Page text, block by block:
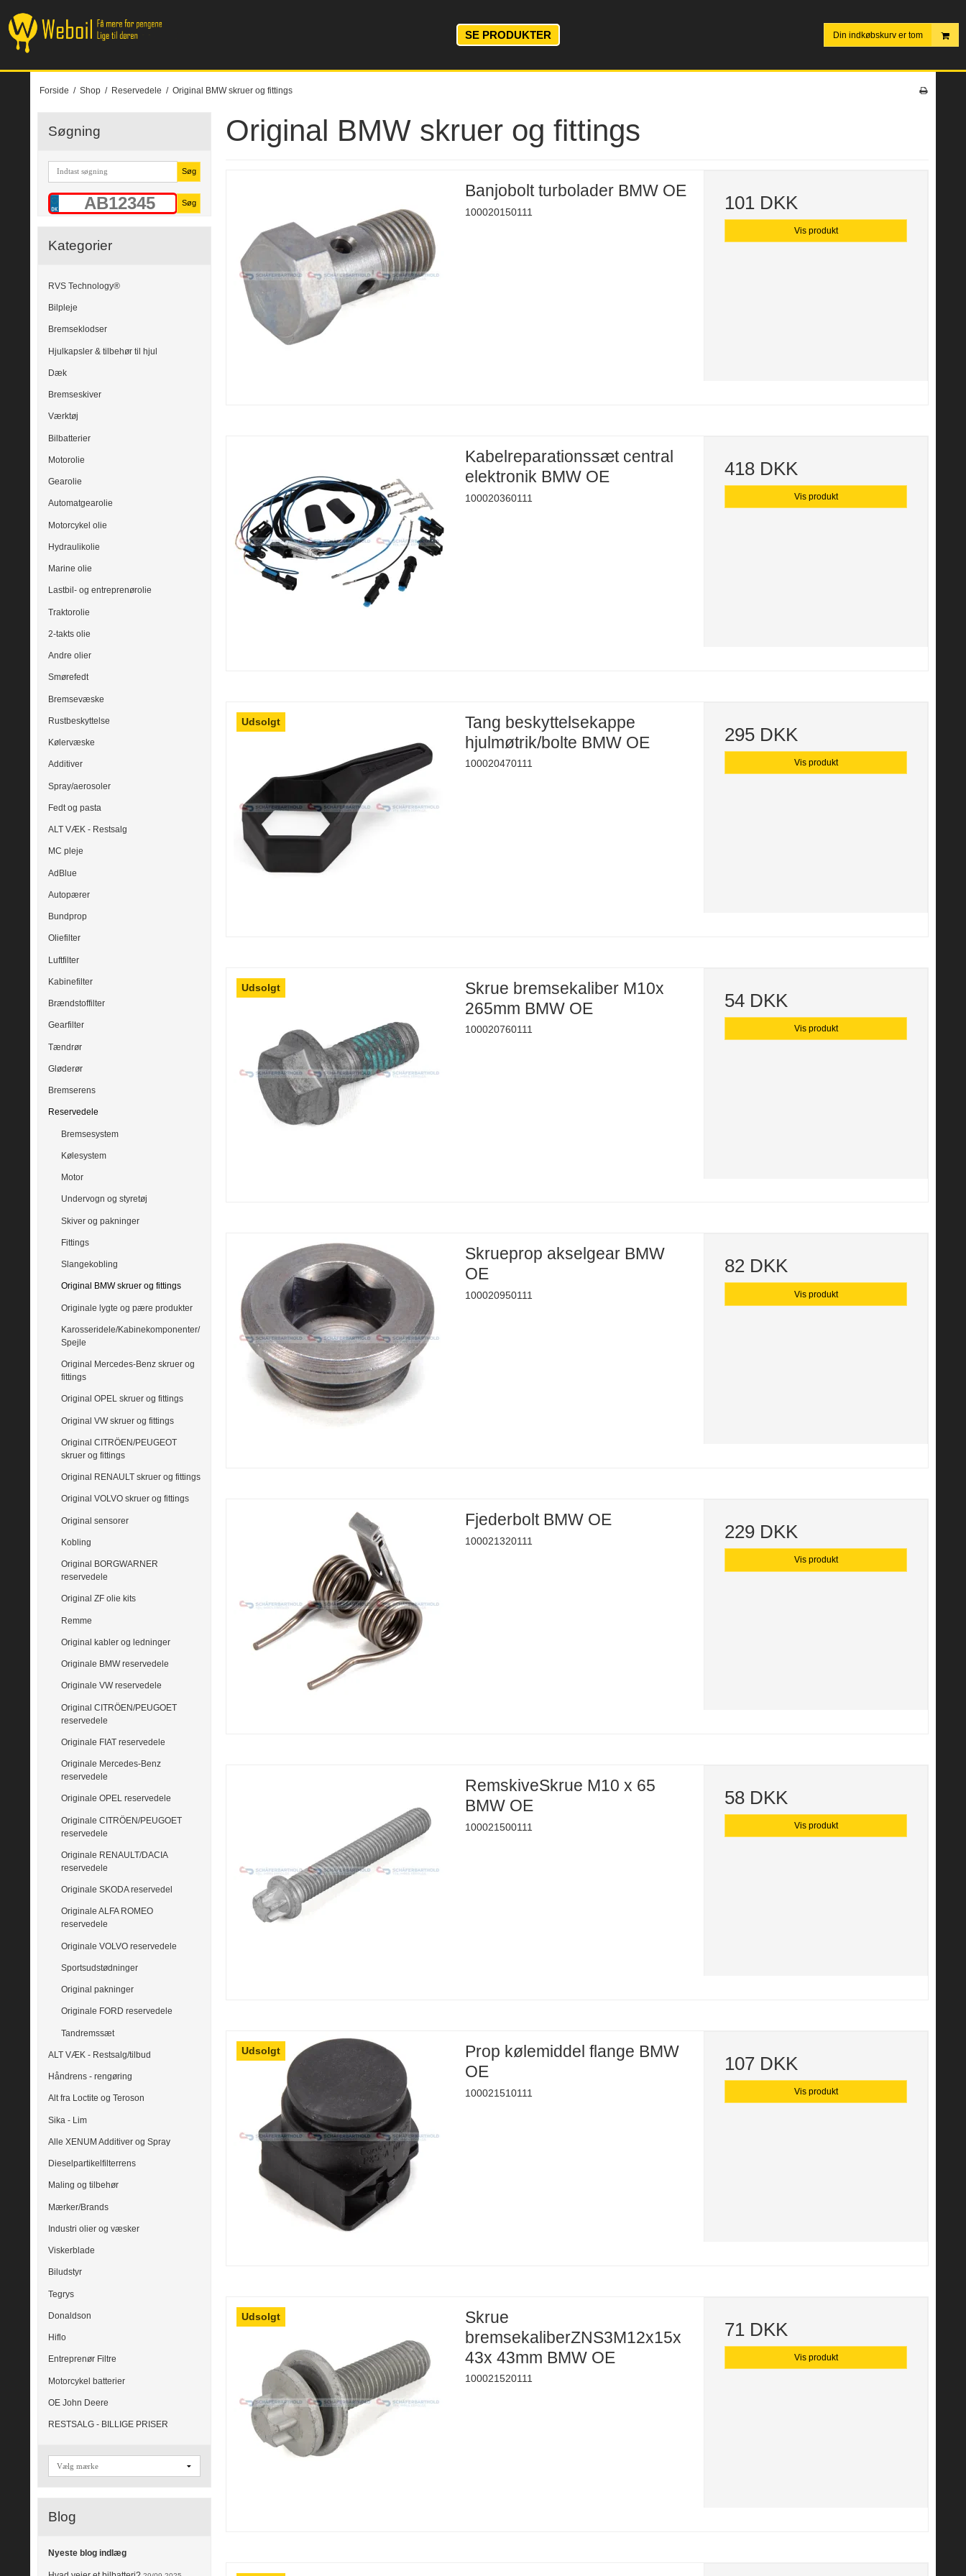
SE PRODUKTER Din indkøbskurv er tom
Forside / Shop / Reservedele / Original BMW skruer og fittings
Søgning
Søg
Søg
Kategorier
RVS Technology®
Bilpleje
Bremseklodser
Hjulkapsler & tilbehør til hjul
Dæk
Bremseskiver
Værktøj
Bilbatterier
Motorolie
Gearolie
Automatgearolie
Motorcykel olie
Hydraulikolie
Marine olie
Lastbil- og entreprenørolie
Traktorolie
2-takts olie
Andre olier
Smørefedt
Bremsevæske
Rustbeskyttelse
Kølervæske
Additiver
Spray/aerosoler
Fedt og pasta
ALT VÆK - Restsalg
MC pleje
AdBlue
Autopærer
Bundprop
Oliefilter
Luftfilter
Kabinefilter
Brændstoffilter
Gearfilter
Tændrør
Gløderør
Bremserens
Reservedele
Bremsesystem
Kølesystem
Motor
Undervogn og styretøj
Skiver og pakninger
Fittings
Slangekobling
Original BMW skruer og fittings
Originale lygte og pære produkter
Karosseridele/Kabinekomponenter/
Spejle
Original Mercedes-Benz skruer og
fittings
Original OPEL skruer og fittings
Original VW skruer og fittings
Original CITRÖEN/PEUGEOT
skruer og fittings
Original RENAULT skruer og fittings
Original VOLVO skruer og fittings
Original sensorer
Kobling
Original BORGWARNER
reservedele
Original ZF olie kits
Remme
Original kabler og ledninger
Originale BMW reservedele
Originale VW reservedele
Original CITRÖEN/PEUGOET
reservedele
Originale FIAT reservedele
Originale Mercedes-Benz
reservedele
Originale OPEL reservedele
Originale CITRÖEN/PEUGOET
reservedele
Originale RENAULT/DACIA
reservedele
Originale SKODA reservedel
Originale ALFA ROMEO
reservedele
Originale VOLVO reservedele
Sportsudstødninger
Original pakninger
Originale FORD reservedele
Tandremssæt
ALT VÆK - Restsalg/tilbud
Håndrens - rengøring
Alt fra Loctite og Teroson
Sika - Lim
Alle XENUM Additiver og Spray
Dieselpartikelfilterrens
Maling og tilbehør
Mærker/Brands
Industri olier og væsker
Viskerblade
Biludstyr
Tegrys
Donaldson
Hiflo
Entreprenør Filtre
Motorcykel batterier
OE John Deere
RESTSALG - BILLIGE PRISER
Blog
Nyeste blog indlæg
Original BMW skruer og fittings
Banjobolt turbolader BMW OE
100020150111 101 DKK
Vis produkt
Kabelreparationssæt central
elektronik BMW OE
100020360111
418 DKK
Vis produkt
Udsolgt
Tang beskyttelsekappe
hjulmøtrik/bolte BMW OE
100020470111
295 DKK
Vis produkt
Udsolgt
Skrue bremsekaliber M10x
265mm BMW OE
100020760111
54 DKK
Vis produkt
Skrueprop akselgear BMW
OE
100020950111
82 DKK
Vis produkt
Fjederbolt BMW OE
100021320111 229 DKK
Vis produkt
RemskiveSkrue M10 x 65
BMW OE
100021500111
58 DKK
Vis produkt
Udsolgt
Prop kølemiddel flange BMW
OE
100021510111
107 DKK
Vis produkt
Udsolgt
Skrue
bremsekaliberZNS3M12x15x
43x 43mm BMW OE
100021520111
71 DKK
Vis produkt